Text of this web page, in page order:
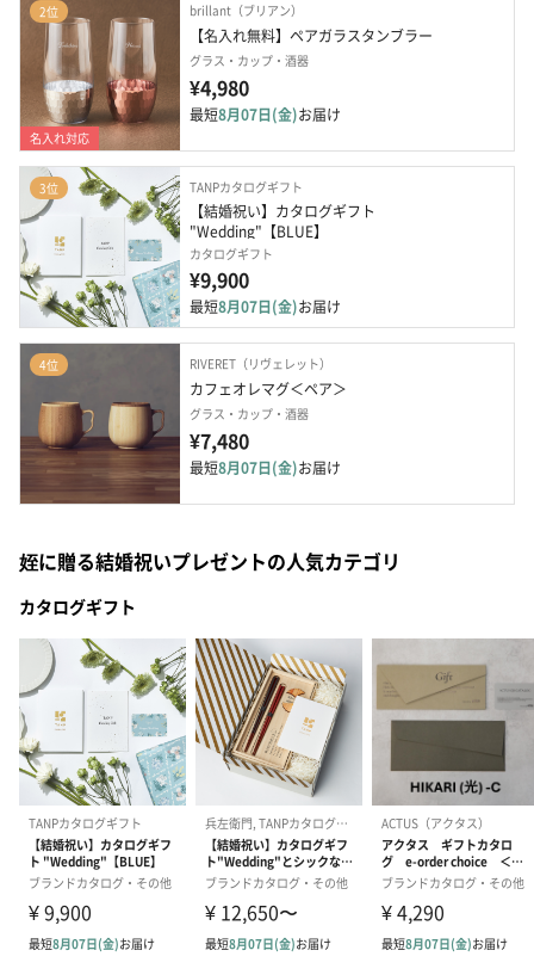
2位
名入れ対応
brillant（ブリアン）
【名入れ無料】ペアガラスタンブラー
グラス・カップ・酒器
¥4,980
最短8月07日(金)お届け
3位 TANPカタログギフト
【結婚祝い】カタログギフト
"Wedding"【BLUE】
カタログギフト
¥9,900
最短8月07日(金)お届け
4位 RIVERET（リヴェレット）
カフェオレマグ＜ペア＞
グラス・カップ・酒器
¥7,480
最短8月07日(金)お届け
姪に贈る結婚祝いプレゼントの人気カテゴリ
カタログギフト